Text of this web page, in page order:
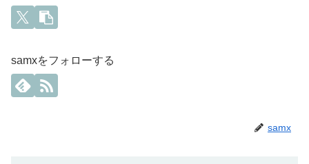
samxをフォローする
samx